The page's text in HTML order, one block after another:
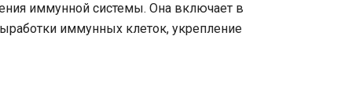
иммунной системы. Она включает в
иммунных клеток, укрепление